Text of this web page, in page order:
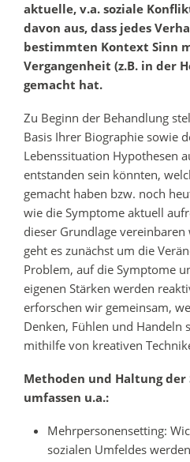
aktuelle, v.a. soziale
davon aus, dass jedes
bestimmten Kontext Sinn
Vergangenheit (z.B. in der
gemacht hat.
Zu Beginn der Behandlung
Basis Ihrer Biographie sowie
Lebenssituation Hypothesen
entstanden sein könnten,
gemacht haben bzw. noch
wie die Symptome aktuell
dieser Grundlage
geht es zunächst um die
Problem, auf die Symptome
eigenen Stärken werden
erforschen wir gemeinsam,
Denken, Fühlen und Handeln
mithilfe von kreativen
Methoden und Haltung der
umfassen u.a.:
Mehrpersonensetting:
sozialen Umfeldes